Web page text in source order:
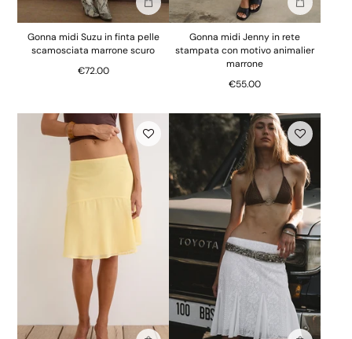
Aggiungi alla borsa
Gonna midi Suzu in finta pelle
scamosciata marrone scuro
€72.00
Aggiungi
Gonna midi Jenny in rete
stampata con motivo animalier
marrone
€55.00